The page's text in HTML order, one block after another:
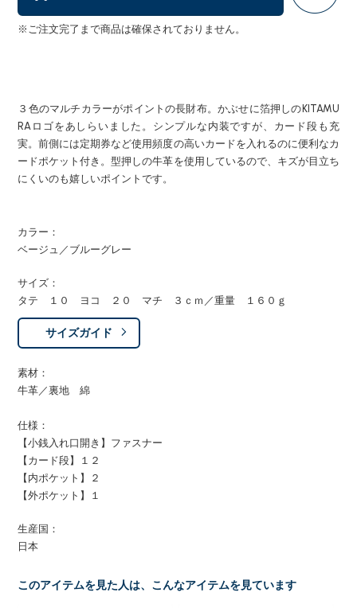
※ご注文完了まで商品は確保されておりません。
３色のマルチカラーがポイントの長財布。かぶせに箔押しのKITAMU
RAロゴをあしらいました。シンプルな内装ですが、カード段も充
実。前側には定期券など使用頻度の高いカードを入れるのに便利なカ
ードポケット付き。型押しの牛革を使用しているので、キズが目立ち
にくいのも嬉しいポイントです。
カラー：
ベージュ／ブルーグレー
サイズ：
タテ １０ ヨコ ２０ マチ ３ｃｍ／重量 １６０ｇ
サイズガイド
素材：
牛革／裏地 綿
仕様：
【小銭入れ口開き】ファスナー
【カード段】１２
【内ポケット】２
【外ポケット】１
生産国：
日本
このアイテムを見た人は、こんなアイテムを見ています